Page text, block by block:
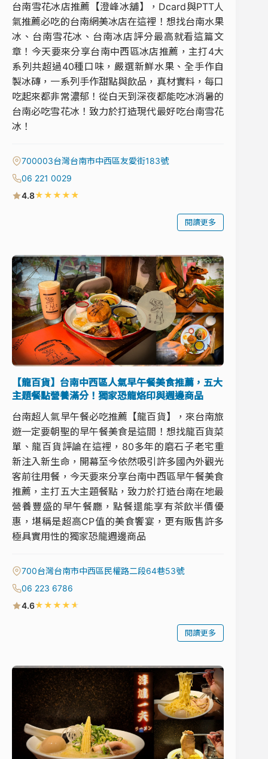
台南雪花冰店推薦【澄峰冰舖】，Dcard與PTT人
氣推薦必吃的台南網美冰店在這裡！想找台南水果
冰、台南雪花冰、台南冰店評分最高就看這篇文
章！今天要來分享台南中西區冰店推薦，主打4大
系列共超過40種口味，嚴選新鮮水果、全手作自
製冰磚，一系列手作甜點與飲品，真材實料，每口
吃起來都非常濃郁！從白天到深夜都能吃冰消暑的
台南必吃雪花冰！致力於打造現代最好吃台南雪花
冰！
700003台灣台南市中西區友愛街183號
06 221 0029
4.8★★★★★
閱讀更多
【龍百貨】台南中西區人氣早午餐美食推薦，五大
主題餐點營養滿分！獨家恐龍烙印與週邊商品
台南超人氣早午餐必吃推薦【龍百貨】，來台南旅
遊一定要朝聖的早午餐美食是這間！想找龍百貨菜
單、龍百貨評論在這裡，80多年的磨石子老宅重
新注入新生命，開幕至今依然吸引許多國內外觀光
客前往用餐，今天要來分享台南中西區早午餐美食
推薦，主打五大主題餐點，致力於打造台南在地最
營養豐盛的早午餐廳，點餐還能享有茶飲半價優
惠，堪稱是超高CP值的美食饗宴，更有販售許多
極具實用性的獨家恐龍週邊商品
700台灣台南市中西區民權路二段64巷53號
06 223 6786
4.6★★★★★
閱讀更多